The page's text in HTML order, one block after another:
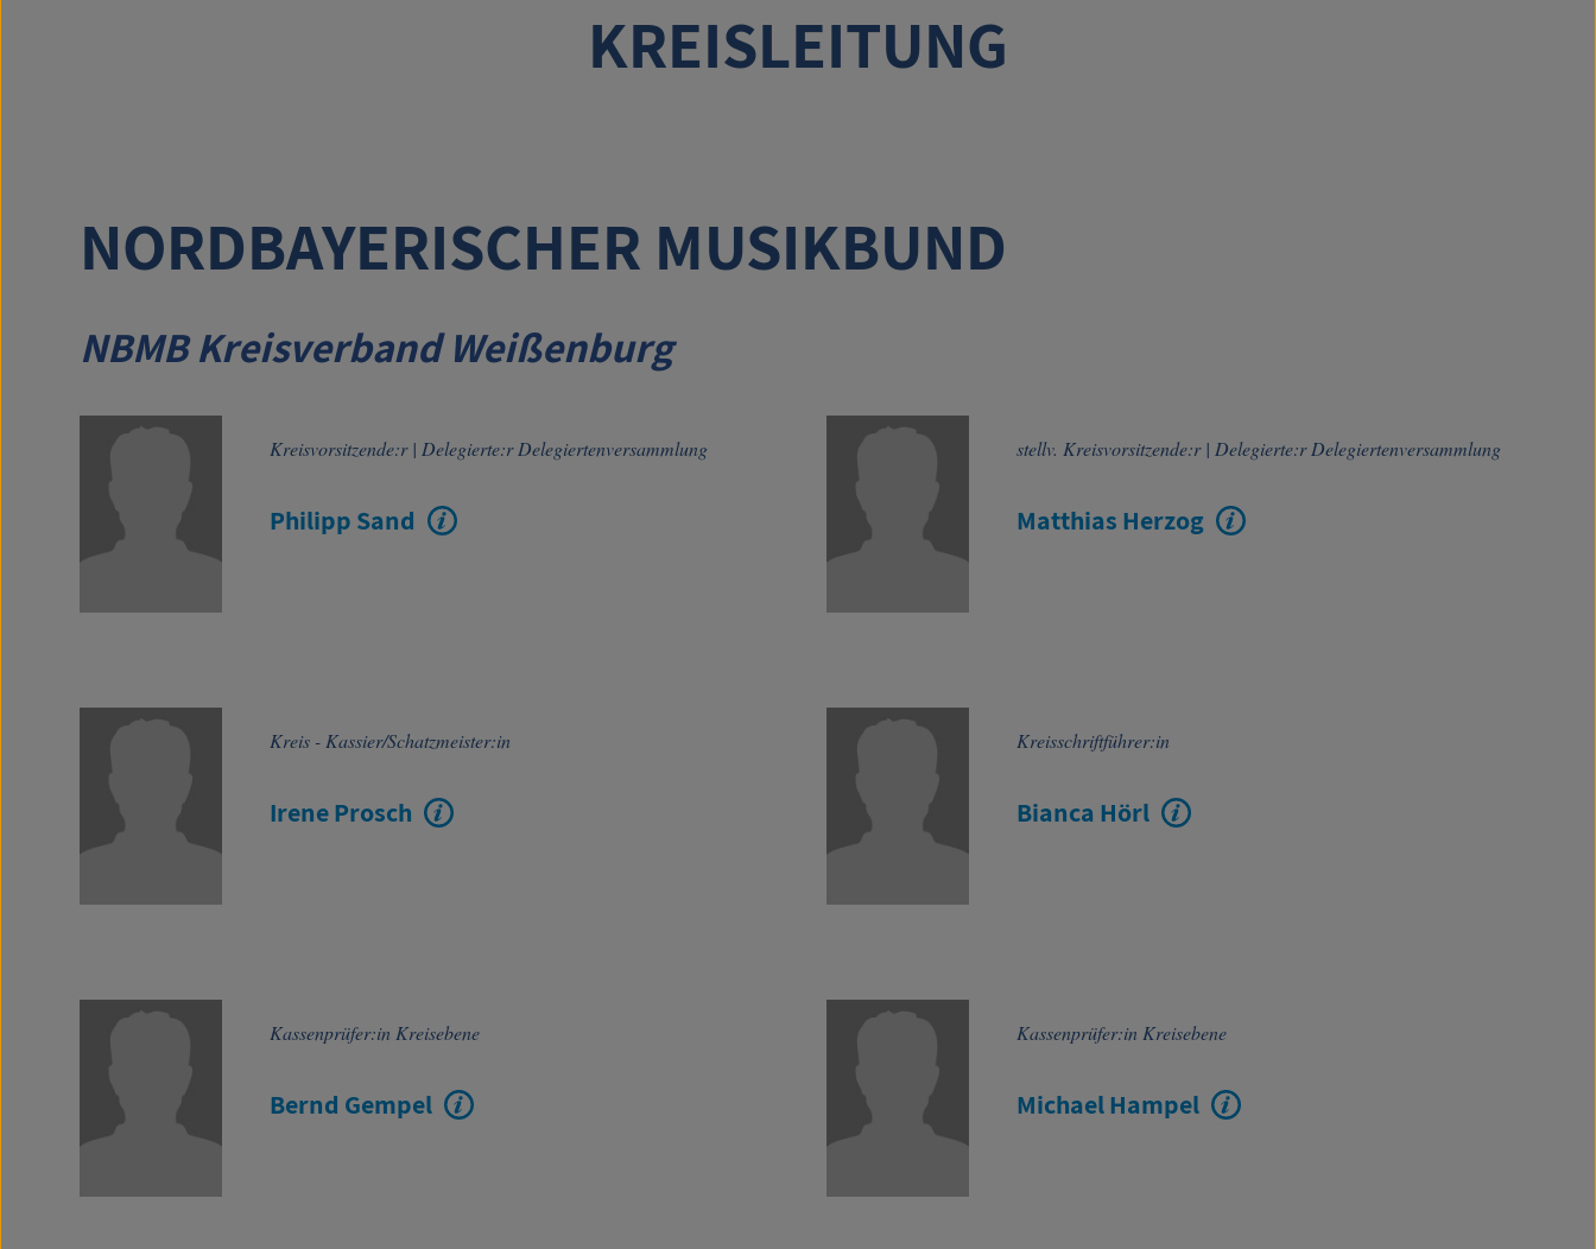
KREISLEITUNG
NORDBAYERISCHER MUSIKBUND
NBMB Kreisverband Weißenburg
Kreisvorsitzende:r| Delegierte:r Delegiertenversammlung
Philipp Sand
stellv. Kreisvorsitzende:r| Delegierte:r Delegiertenversammlung
Matthias Herzog
Kreis - Kassier/Schatzmeister:in
Irene Prosch
Kreisschriftführer:in
Bianca Hörl
Kassenprüfer:in Kreisebene
Bernd Gempel
Kassenprüfer:in Kreisebene
Michael Hampel